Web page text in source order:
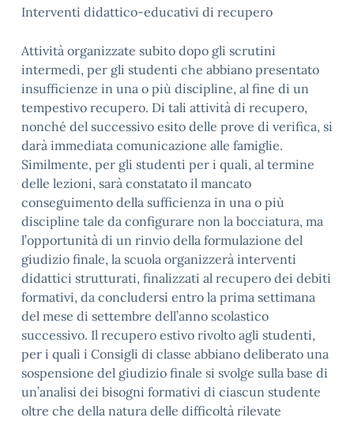
Interventi didattico-educativi di recupero
Attività organizzate subito dopo gli scrutini
intermedi, per gli studenti che abbiano presentato
insufficienze in una o più discipline, al fine di un
tempestivo recupero. Di tali attività di recupero,
nonché del successivo esito delle prove di verifica, si
darà immediata comunicazione alle famiglie.
Similmente, per gli studenti per i quali, al termine
delle lezioni, sarà constatato il mancato
conseguimento della sufficienza in una o più
discipline tale da configurare non la bocciatura, ma
l’opportunità di un rinvio della formulazione del
giudizio finale, la scuola organizzerà interventi
didattici strutturati, finalizzati al recupero dei debiti
formativi, da concludersi entro la prima settimana
del mese di settembre dell’anno scolastico
successivo. Il recupero estivo rivolto agli studenti,
per i quali i Consigli di classe abbiano deliberato una
sospensione del giudizio finale si svolge sulla base di
un’analisi dei bisogni formativi di ciascun studente
oltre che della natura delle difficoltà rilevate